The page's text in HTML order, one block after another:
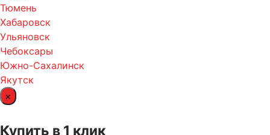
Тюмень
Хабаровск
Ульяновск
Чебоксары
Южно-Сахалинск
Якутск
×
Купить в 1 клик